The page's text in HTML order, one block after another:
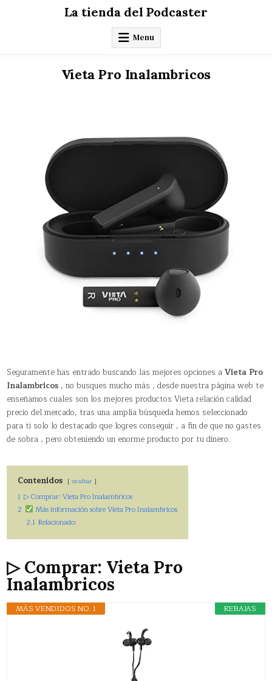
La tienda del Podcaster
Menu
Vieta Pro Inalambricos
Seguramente has entrado buscando las mejores opciones aVieta Pro
Inalambricos , no busques mucho más , desde nuestra página web te
enseñamos cuales son los mejores productos Vieta relación calidad
precio del mercado, tras una amplia búsqueda hemos seleccionado
para ti solo lo destacado que logres conseguir , a fin de que no gastes
de sobra , pero obteniendo un enorme producto por tu dinero.
Contenidos ocultar
1 ▷ Comprar: Vieta Pro Inalambricos
2
Más información sobre Vieta Pro Inalambricos
2.1 Relacionado:
▷ Comprar: Vieta Pro
Inalambricos
REBAJAS
MÁS VENDIDOS NO. 1